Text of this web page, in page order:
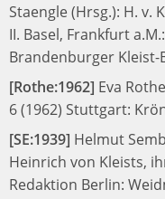
Staengle (Hrsg.): H. v.
II. Basel, Frankfurt
Brandenburger Kleist-
[Rothe:1962] Eva
6 (1962) Stuttgart:
[SE:1939] Helmut
Heinrich von Kleists,
Redaktion Berlin: